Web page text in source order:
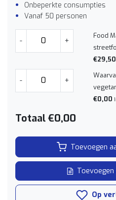
Onbeperkte consumpties
Vanaf 50 personen
- +
Food
€29,50
- +
€0,00
Totaal€0,00
Toevoegen
Op